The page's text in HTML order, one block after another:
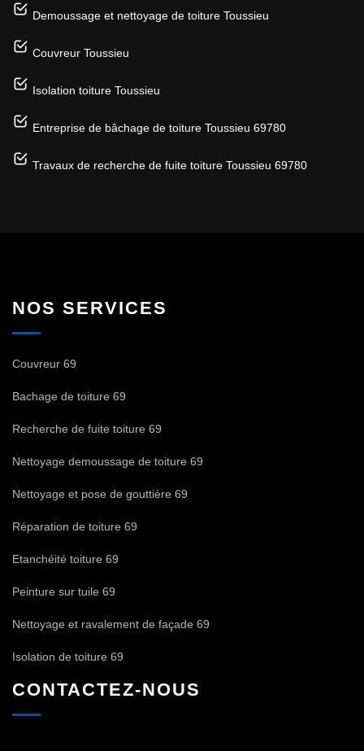
Demoussage et nettoyage de toiture Toussieu
Couvreur Toussieu
Isolation toiture Toussieu
Entreprise de bâchage de toiture Toussieu 69780
Travaux de recherche de fuite toiture Toussieu 69780
NOS SERVICES
Couvreur 69
Bachage de toiture 69
Recherche de fuite toiture 69
Nettoyage demoussage de toiture 69
Nettoyage et pose de gouttière 69
Réparation de toiture 69
Etanchéité toiture 69
Peinture sur tuile 69
Nettoyage et ravalement de façade 69
Isolation de toiture 69
CONTACTEZ-NOUS